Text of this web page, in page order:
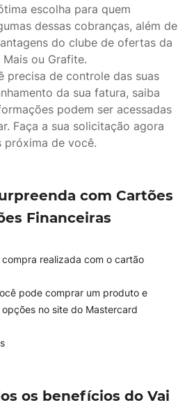
escolha para quem
dessas cobranças, além de
do clube de ofertas da
ou Grafite.
precisa de controle das suas
da sua fatura, saiba
podem ser acessadas
Faça a sua solicitação agora
próxima de você.
com Cartões
Financeiras
realizada com o cartão
pode comprar um produto e
no site do Mastercard
os benefícios do Vai